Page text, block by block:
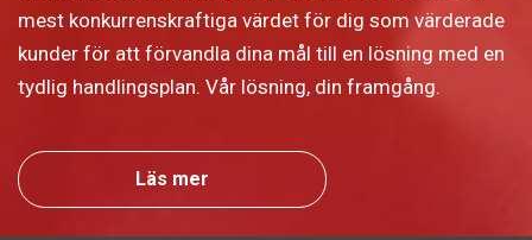
mest konkurrenskraftiga värdet för dig som värderade
kunder för att förvandla dina mål till en lösning med en
tydlig handlingsplan. Vår lösning, din framgång.
Läs mer